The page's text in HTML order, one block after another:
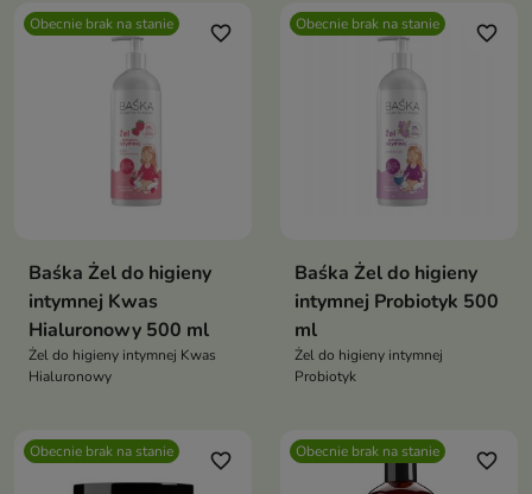
Obecnie brak na stanie favorite_border
Baśka Żel do higieny
intymnej Kwas
Hialuronowy 500 ml
Żel do higieny intymnej Kwas
Hialuronowy
Obecnie brak na stanie favorite_border
Baśka Żel do higieny
intymnej Probiotyk 500
ml
Żel do higieny intymnej
Probiotyk
Obecnie brak na stanie favorite_border Obecnie brak na stanie favorite_border